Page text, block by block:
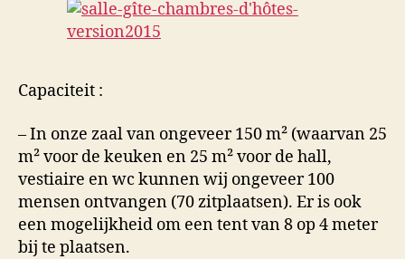
Capaciteit :
– In onze zaal van ongeveer 150 m² (waarvan 25
m² voor de keuken en 25 m² voor de hall,
vestiaire en wc kunnen wij ongeveer 100
mensen ontvangen (70 zitplaatsen). Er is ook
een mogelijkheid om een tent van 8 op 4 meter
bij te plaatsen.